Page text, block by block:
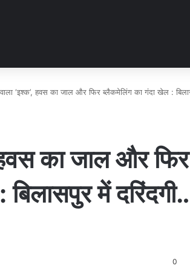
वाला ‘इश्क’, हवस का जाल और फिर ब्लैकमेलिंग का गंदा खेल :
हवस का जाल और फिर
में
0